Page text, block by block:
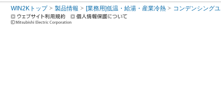
WIN2Kトップ 製品情報 [業務用]低温・給湯・産業冷熱 コンデンシング